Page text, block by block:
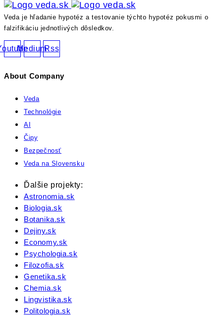
Veda je hľadanie hypotéz a testovanie týchto hypotéz pokusmi o
falzifikáciu jednotlivých dôsledkov.
MediumRss
About Company
Veda
Technológie
AI
Čipy
Bezpečnosť
Veda na Slovensku
Ďalšie projekty:
Astronomia.sk
Biologia.sk
Botanika.sk
Dejiny.sk
Economy.sk
Psychologia.sk
Filozofia.sk
Genetika.sk
Chemia.sk
Lingvistika.sk
Politologia.sk